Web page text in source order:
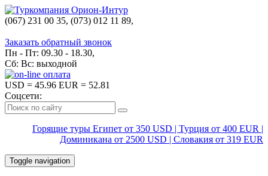
(067) 231 00 35, (073) 012 11 89,
Заказать обратный звонок
Пн - Пт: 09.30 - 18.30,
Сб: Вс: выходной
USD = 45.96 EUR = 52.81
Соцсети:
Горящие туры Египет от 350 USD | Турция от 400 EUR |
Доминикана от 2500 USD | Словакия от 319 EUR
Toggle navigation